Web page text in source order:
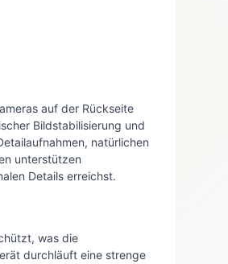
auf der Rückseite
Bildstabilisierung und
natürlichen
unterstützen
Details erreichst.
was die
durchläuft eine strenge